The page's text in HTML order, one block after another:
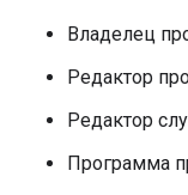
Владелец
Редактор
Редактор
Программа